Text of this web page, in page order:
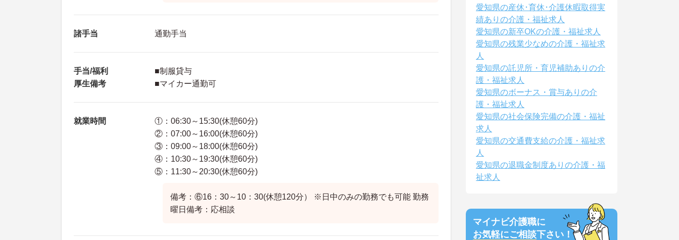
諸手当 通勤手当
手当/福利
厚生備考
■制服貸与
■マイカー通勤可
就業時間
①：06:30～15:30(休憩60分)
②：07:00～16:00(休憩60分)
③：09:00～18:00(休憩60分)
④：10:30～19:30(休憩60分)
⑤：11:30～20:30(休憩60分)
備考：⑥16：30～10：30(休憩120分） ※日中のみの勤務でも可能 勤務
曜日備考：応相談
愛知県の産休･育休･介護休暇取得実
績ありの介護・福祉求人
愛知県の新卒OKの介護・福祉求人
愛知県の残業少なめの介護・福祉求
人
愛知県の託児所・育児補助ありの介
護・福祉求人
愛知県のボーナス・賞与ありの介
護・福祉求人
愛知県の社会保険完備の介護・福祉
求人
愛知県の交通費支給の介護・福祉求
人
愛知県の退職金制度ありの介護・福
祉求人
マイナビ介護職に
お気軽にご相談下さい！